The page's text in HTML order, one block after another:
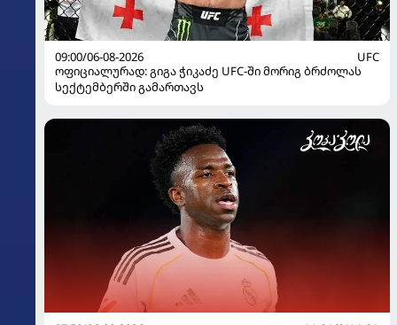
09:00/06-08-2026
UFC
ოფიციალურად: გიგა ჭიკაძე UFC-ში მორიგ ბრძოლას
სექტემბერში გამართავს